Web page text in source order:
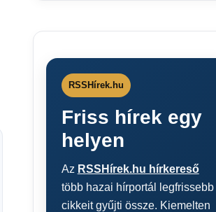
RSSHírek.hu
Friss hírek egy
helyen
Az RSSHírek.hu hírkereső
több hazai hírportál legfrissebb
cikkeit gyűjti össze. Kiemelten